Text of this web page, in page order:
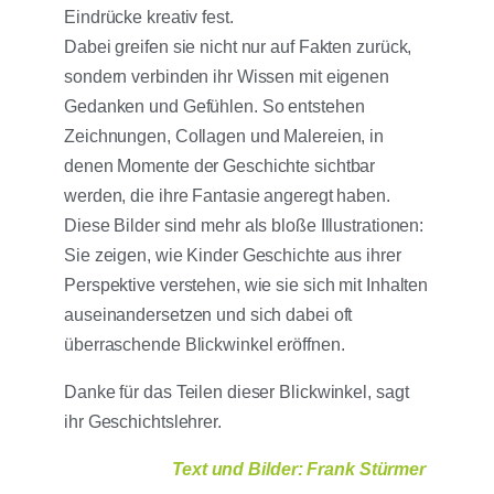
Eindrücke kreativ fest.
Dabei greifen sie nicht nur auf Fakten zurück,
sondern verbinden ihr Wissen mit eigenen
Gedanken und Gefühlen. So entstehen
Zeichnungen, Collagen und Malereien, in
denen Momente der Geschichte sichtbar
werden, die ihre Fantasie angeregt haben.
Diese Bilder sind mehr als bloße Illustrationen:
Sie zeigen, wie Kinder Geschichte aus ihrer
Perspektive verstehen, wie sie sich mit Inhalten
auseinandersetzen und sich dabei oft
überraschende Blickwinkel eröffnen.
Danke für das Teilen dieser Blickwinkel, sagt
ihr Geschichtslehrer.
Text und Bilder: Frank Stürmer